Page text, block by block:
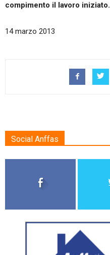
compimento il lavoro iniziato.
14 marzo 2013
Social Anffas